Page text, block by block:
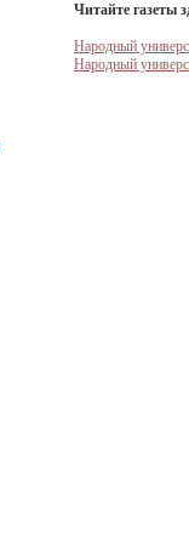
Читайте газеты
Народный
Народный